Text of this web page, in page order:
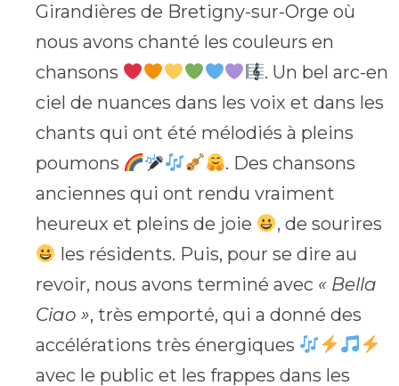
Girandières de Bretigny-sur-Orge où
nous avons chanté les couleurs en
chansons
. Un bel arc-en
ciel de nuances dans les voix et dans les
chants qui ont été mélodiés à pleins
poumons
. Des chansons
anciennes qui ont rendu vraiment
heureux et pleins de joie
, de sourires
les résidents. Puis, pour se dire au
revoir, nous avons terminé avec « Bella
Ciao », très emporté, qui a donné des
accélérations très énergiques
avec le public et les frappes dans les